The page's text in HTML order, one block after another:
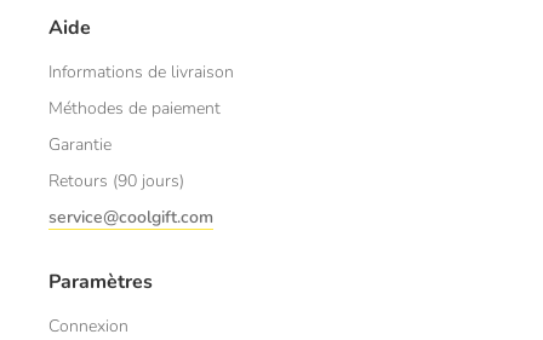
Aide
Informations de livraison
Méthodes de paiement
Garantie
Retours (90 jours)
service@coolgift.com
Paramètres
Connexion